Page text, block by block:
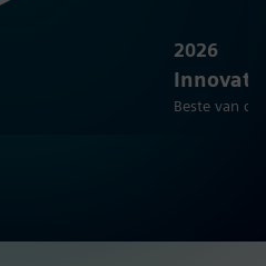
2026
Beste van de